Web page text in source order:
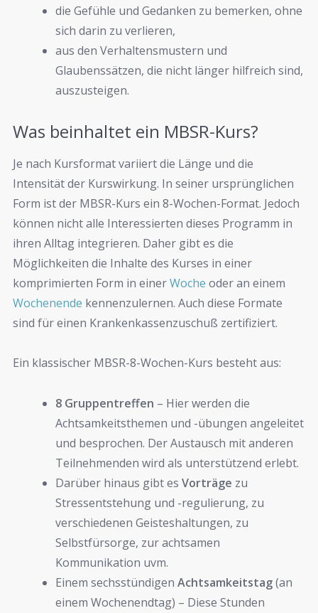
die Gefühle und Gedanken zu bemerken, ohne
sich darin zu verlieren,
aus den Verhaltensmustern und
Glaubenssätzen, die nicht länger hilfreich sind,
auszusteigen.
Was beinhaltet ein MBSR-Kurs?
Je nach Kursformat variiert die Länge und die
Intensität der Kurswirkung. In seiner ursprünglichen
Form ist der MBSR-Kurs ein 8-Wochen-Format. Jedoch
können nicht alle Interessierten dieses Programm in
ihren Alltag integrieren. Daher gibt es die
Möglichkeiten die Inhalte des Kurses in einer
komprimierten Form in einerWoche oder an einem
Wochenende kennenzulernen. Auch diese Formate
sind für einen Krankenkassenzuschuß zertifiziert.
Ein klassischer MBSR-8-Wochen-Kurs besteht aus:
8 Gruppentreffen – Hier werden die
Achtsamkeitsthemen und -übungen angeleitet
und besprochen. Der Austausch mit anderen
Teilnehmenden wird als unterstützend erlebt.
Darüber hinaus gibt es Vorträge zu
Stressentstehung und -regulierung, zu
verschiedenen Geisteshaltungen, zu
Selbstfürsorge, zur achtsamen
Kommunikation uvm.
Einem sechsstündigen Achtsamkeitstag(an
einem Wochenendtag) – Diese Stunden